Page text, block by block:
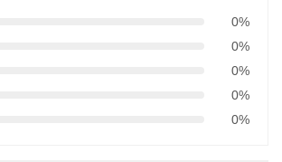
0%
0%
0%
0%
0%